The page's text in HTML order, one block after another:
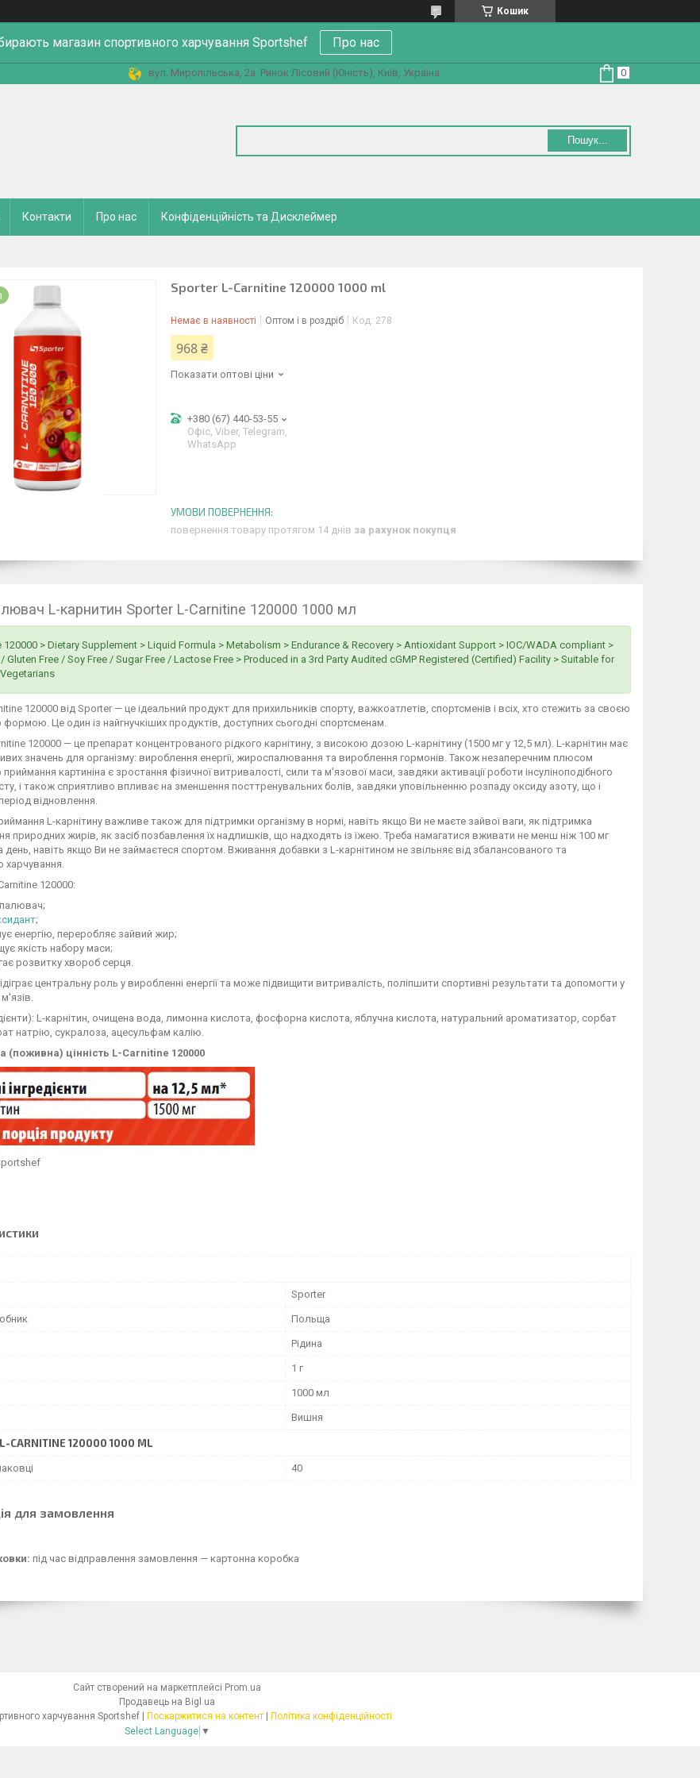
Кошик
магазин спортивного харчування Sportshef Про нас
вул. Миропільська, 2а. Ринок Лісовий (Юність), Київ, Україна
Пошук...
Контакти Про нас Конфіденційність та Дисклеймер
Sporter L-Carnitine 120000 1000 ml
Немає в наявності Оптом і в роздріб Код: 278
968 ₴
Показати оптові ціни
+380 (67) 440-53-55
Офіс, Viber, Telegram,
WhatsApp
повернення товару протягом 14 днів за рахунок покупця
L-карнитин Sporter L-Carnitine 120000 1000 мл
120000 > Dietary Supplement > Liquid Formula > Metabolism > Endurance & Recovery > Antioxidant Support > IOC/WADA compliant >
Gluten Free / Soy Free / Sugar Free / Lactose Free > Produced in a 3rd Party Audited cGMP Registered (Certified) Facility > Suitable for
120000 від Sporter — це ідеальний продукт для прихильників спорту, важкоатлетів, спортсменів і всіх, хто стежить за своєю
Це один із найгнучкіших продуктів, доступних сьогодні спортсменам.
120000 — це препарат концентрованого рідкого карнітину, з високою дозою L-карнітину (1500 мг у 12,5 мл). L-карнітин має
значень для організму: вироблення енергії, жироспалювання та вироблення гормонів. Також незаперечним плюсом
картиніна є зростання фізичної витривалості, сили та м'язової маси, завдяки активації роботи інсуліноподібного
і також сприятливо впливає на зменшення посттренувальних болів, завдяки уповільненню розпаду оксиду азоту, що і
відновлення.
L-карнітину важливе також для підтримки організму в нормі, навіть якщо Ви не маєте зайвої ваги, як підтримка
природних жирів, як засіб позбавлення їх надлишків, що надходять із їжею. Треба намагатися вживати не менш ніж 100 мг
день, навіть якщо Ви не займаєтеся спортом. Вживання добавки з L-карнітином не звільняє від збалансованого та
харчування.
120000:
;
енергію, переробляє зайвий жир;
якість набору маси;
розвитку хвороб серця.
центральну роль у виробленні енергії та може підвищити витривалість, поліпшити спортивні результати та допомогти у
L-карнітин, очищена вода, лимонна кислота, фосфорна кислота, яблучна кислота, натуральний ароматизатор, сорбат
натрію, сукралоза, ацесульфам калію.
(поживна) цінність L-Carnitine 120000
Sporter
Польща
Рідина
1 г
1000 мл
Вишня
CARNITINE 120000 1000 ML
40
для замовлення
під час відправлення замовлення — картонна коробка
Сайт створений на маркетплейсі Prom.ua
Продавець на Bigl.ua
Магазин спортивного харчування Sportshef | Поскаржитися на контент | Політика конфіденційності
Select Language ▼